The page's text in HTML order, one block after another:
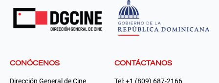
CONÓCENOS
Dirección General de Cine
CONTÁCTANOS
Tel: +1 (809) 687-2166